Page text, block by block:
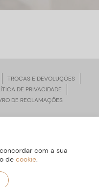
TROCAS E DEVOLUÇÕES
DE PRIVACIDADE
DE RECLAMAÇÕES
| Desenvolvido por
com a sua
de cookie.